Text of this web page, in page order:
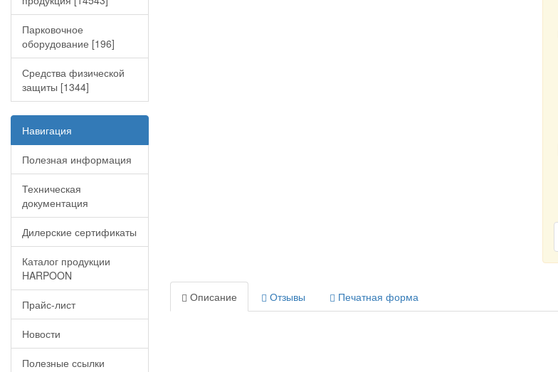
Парковочное
оборудование [196]
Средства физической
защиты [1344]
Навигация
Полезная информация
Техническая
документация
Дилерские сертификаты
Каталог продукции
HARPOON
Прайс-лист
Новости
Полезные ссылки
Описание Отзывы Печатная форма